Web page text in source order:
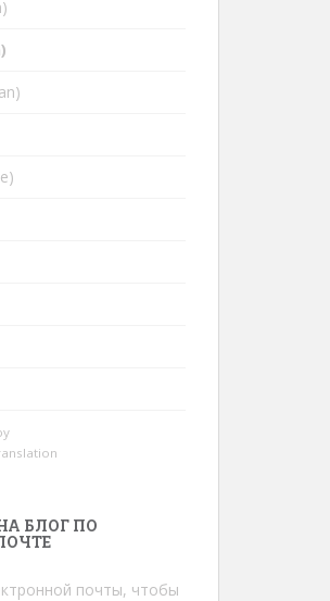
БЛОГ ПО
почты, чтобы